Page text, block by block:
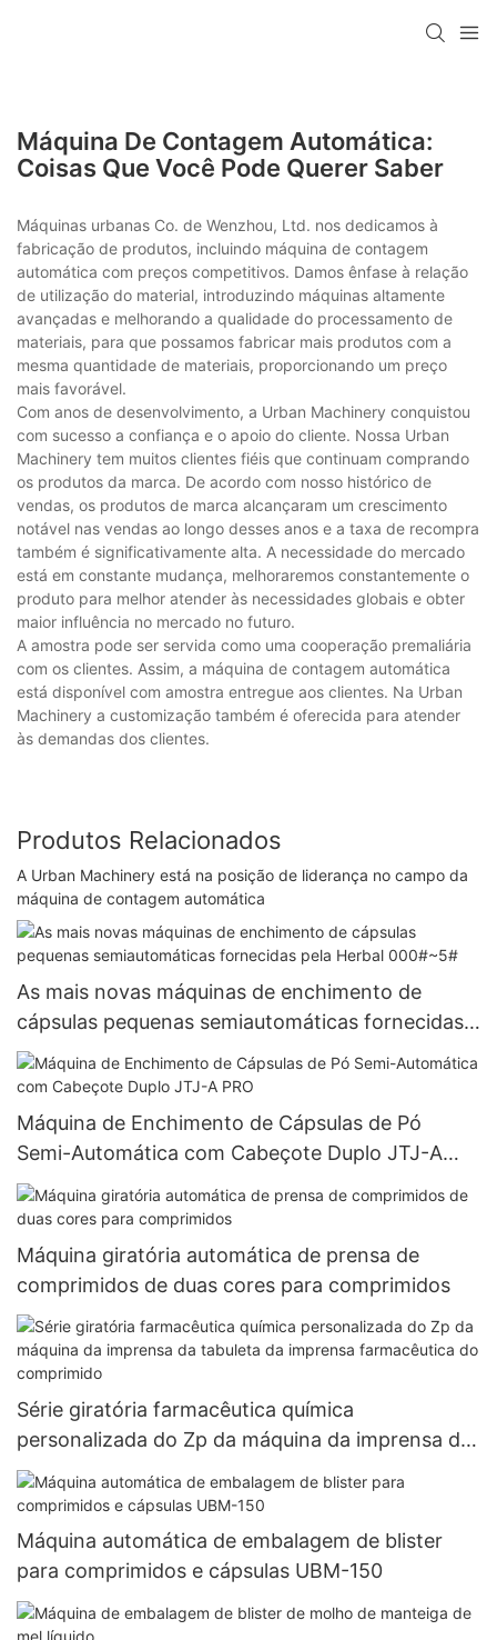
Máquina De Contagem Automática:
Coisas Que Você Pode Querer Saber
Máquinas urbanas Co. de Wenzhou, Ltd. nos dedicamos à
fabricação de produtos, incluindo máquina de contagem
automática com preços competitivos. Damos ênfase à relação
de utilização do material, introduzindo máquinas altamente
avançadas e melhorando a qualidade do processamento de
materiais, para que possamos fabricar mais produtos com a
mesma quantidade de materiais, proporcionando um preço
mais favorável.
Com anos de desenvolvimento, a Urban Machinery conquistou
com sucesso a confiança e o apoio do cliente. Nossa Urban
Machinery tem muitos clientes fiéis que continuam comprando
os produtos da marca. De acordo com nosso histórico de
vendas, os produtos de marca alcançaram um crescimento
notável nas vendas ao longo desses anos e a taxa de recompra
também é significativamente alta. A necessidade do mercado
está em constante mudança, melhoraremos constantemente o
produto para melhor atender às necessidades globais e obter
maior influência no mercado no futuro.
A amostra pode ser servida como uma cooperação premaliária
com os clientes. Assim, a máquina de contagem automática
está disponível com amostra entregue aos clientes. Na Urban
Machinery a customização também é oferecida para atender
às demandas dos clientes.
Produtos Relacionados
A Urban Machinery está na posição de liderança no campo da
máquina de contagem automática
As mais novas máquinas de enchimento de
cápsulas pequenas semiautomáticas fornecidas
pela Herbal 000#~5#
Máquina de Enchimento de Cápsulas de Pó
Semi-Automática com Cabeçote Duplo JTJ-A
PRO
Máquina giratória automática de prensa de
comprimidos de duas cores para comprimidos
Série giratória farmacêutica química
personalizada do Zp da máquina da imprensa da
tabuleta da imprensa farmacêutica do
comprimido
Máquina automática de embalagem de blister
para comprimidos e cápsulas UBM-150